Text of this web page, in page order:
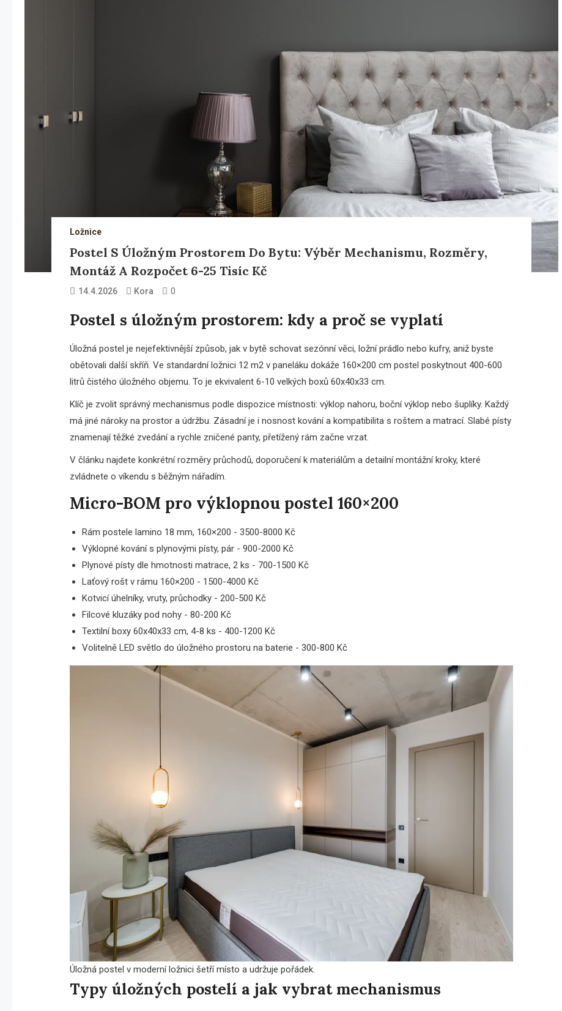
Ložnice
Postel S Úložným Prostorem Do Bytu: Výběr Mechanismu, Rozměry,
Montáž A Rozpočet 6-25 Tisíc Kč
14.4.2026 Kora 0
Postel s úložným prostorem: kdy a proč se vyplatí
Úložná postel je nejefektivnější způsob, jak v bytě schovat sezónní věci, ložní prádlo nebo kufry, aniž byste
obětovali další skříň. Ve standardní ložnici 12 m2 v paneláku dokáže 160×200 cm postel poskytnout 400-600
litrů čistého úložného objemu. To je ekvivalent 6-10 velkých boxů 60x40x33 cm.
Klíč je zvolit správný mechanismus podle dispozice místnosti: výklop nahoru, boční výklop nebo šuplíky. Každý
má jiné nároky na prostor a údržbu. Zásadní je i nosnost kování a kompatibilita s roštem a matrací. Slabé písty
znamenají těžké zvedání a rychle zničené panty, přetížený rám začne vrzat.
V článku najdete konkrétní rozměry průchodů, doporučení k materiálům a detailní montážní kroky, které
zvládnete o víkendu s běžným nářadím.
Micro-BOM pro výklopnou postel 160×200
Rám postele lamino 18 mm, 160×200 - 3500-8000 Kč
Výklopné kování s plynovými písty, pár - 900-2000 Kč
Plynové písty dle hmotnosti matrace, 2 ks - 700-1500 Kč
Laťový rošt v rámu 160×200 - 1500-4000 Kč
Kotvicí úhelníky, vruty, průchodky - 200-500 Kč
Filcové kluzáky pod nohy - 80-200 Kč
Textilní boxy 60x40x33 cm, 4-8 ks - 400-1200 Kč
Volitelně LED světlo do úložného prostoru na baterie - 300-800 Kč
Úložná postel v moderní ložnici šetří místo a udržuje pořádek.
Typy úložných postelí a jak vybrat mechanismus